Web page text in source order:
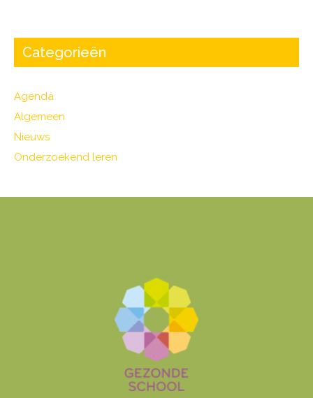
Categorieën
Agenda
Algemeen
Nieuws
Onderzoekend leren